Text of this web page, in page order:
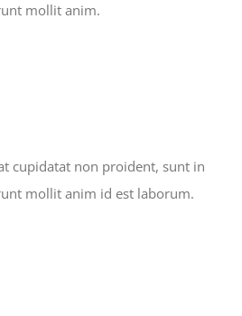
mollit anim.
cupidatat non proident, sunt in
mollit anim id est laborum.